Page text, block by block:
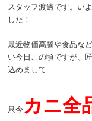
スタッフ渡邊です。い
した！
最近物価高騰や食品な
い今日この頃ですが、
込めまして
只今カニ全